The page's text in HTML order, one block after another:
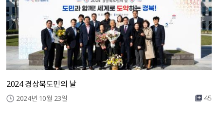
2024 경상북도민의 날
2024년 10월 23일 45